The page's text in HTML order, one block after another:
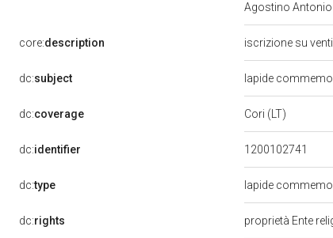
Agostino Antonio
core:description iscrizione su
dc:subject lapide
dc:coverage Cori (LT)
dc:identifier 1200102741
dc:type lapide
dc:rights proprietà Ente